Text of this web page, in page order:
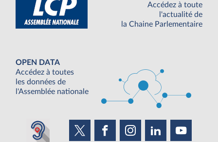
Accédez à toute
l'actualité de
la Chaine Parlementaire
OPEN DATA
Accédez à toutes
les données de
l'Assemblée nationale